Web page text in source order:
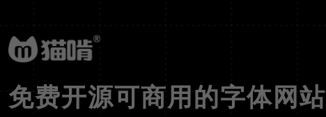
免费开源可商用的字体网站